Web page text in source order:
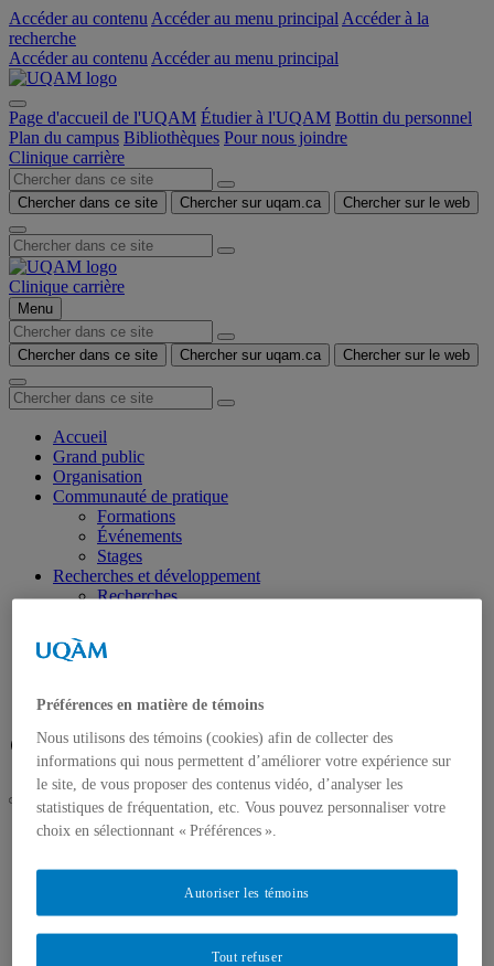
Accéder au contenu Accéder au menu principal Accéder à la
recherche
Accéder au contenu Accéder au menu principal
Page d'accueil de l'UQAM Étudier à l'UQAM Bottin du personnel
Plan du campus Bibliothèques Pour nous joindre
Clinique carrière
Chercher dans ce site Chercher sur uqam.ca Chercher sur le web
Clinique carrière
Menu
Chercher dans ce site Chercher sur uqam.ca Chercher sur le web
Accueil
Grand public
Organisation
Communauté de pratique
Formations
Événements
Stages
Recherches et développement
Recherches
À propos
Mission
Nous joindre
Facebook
LinkedIn
UQAM
Communauté de pratique
Accueil
Préférences en matière de témoins
Nous utilisons des témoins (cookies) afin de collecter des
informations qui nous permettent d’améliorer votre expérience sur
le site, de vous proposer des contenus vidéo, d’analyser les
statistiques de fréquentation, etc. Vous pouvez personnaliser votre
choix en sélectionnant « Préférences ».
Tout refuser
Autoriser les témoins